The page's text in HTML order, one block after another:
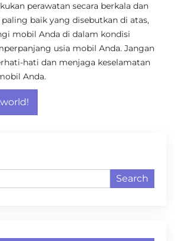
perawatan secara berkala dan
baik yang disebutkan di atas,
mobil Anda di dalam kondisi
usia mobil Anda. Jangan
hati dan menjaga keselamatan
Anda.
Search